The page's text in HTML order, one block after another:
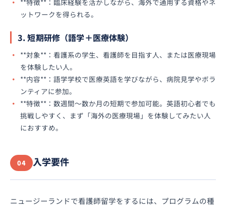
**特徴**：臨床経験を活かしながら、海外で通用する資格やネ
ットワークを得られる。
3. 短期研修（語学＋医療体験）
**対象**：看護系の学生、看護師を目指す人、または医療現場
を体験したい人。
**内容**：語学学校で医療英語を学びながら、病院見学やボラ
ンティアに参加。
**特徴**：数週間〜数か月の短期で参加可能。英語初心者でも
挑戦しやすく、まず「海外の医療現場」を体験してみたい人
におすすめ。
04 入学要件
ニュージーランドで看護師留学をするには、プログラムの種